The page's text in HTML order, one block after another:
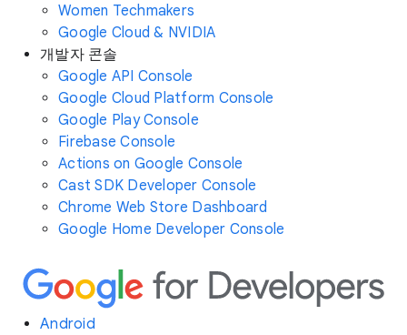
Women Techmakers
Google Cloud & NVIDIA
개발자 콘솔
Google API Console
Google Cloud Platform Console
Google Play Console
Firebase Console
Actions on Google Console
Cast SDK Developer Console
Chrome Web Store Dashboard
Google Home Developer Console
Android